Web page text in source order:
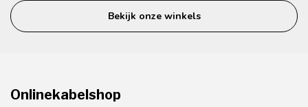
Bekijk onze winkels
Onlinekabelshop